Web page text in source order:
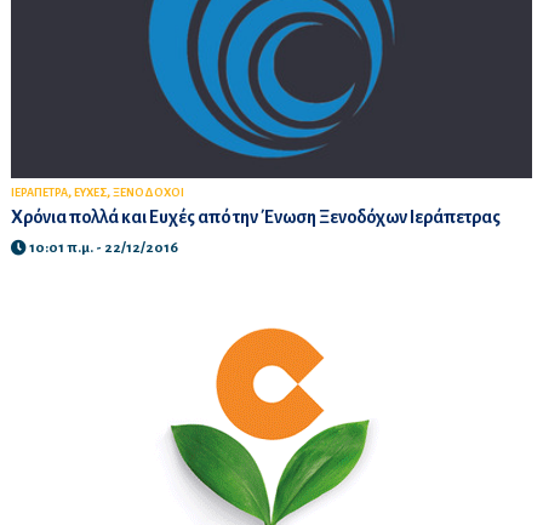
ΙΕΡΑΠΕΤΡΑ, ΕΥΧΕΣ, ΞΕΝΟΔΟΧΟΙ
Χρόνια πολλά και Ευχές από την Ένωση Ξενοδόχων Ιεράπετρας
10:01 π.μ. - 22/12/2016